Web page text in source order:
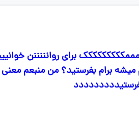
برای روانننننن
میشه برام بفرستید؟ من منبعم